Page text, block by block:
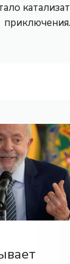
приключения.